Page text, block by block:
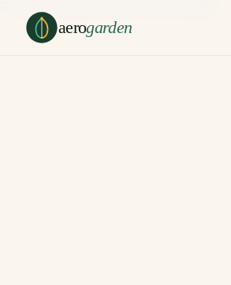
aerogarden